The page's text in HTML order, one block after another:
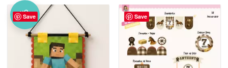
Save
NO
VO Save